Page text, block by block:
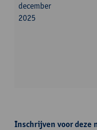
december
2025
Inschrijven voor deze